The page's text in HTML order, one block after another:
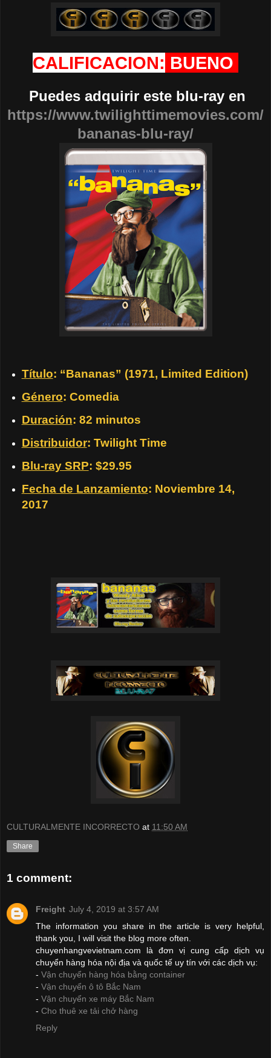
CALIFICACION: BUENO
Puedes adquirir este blu-ray en
https://www.twilighttimemovies.com/
bananas-blu-ray/
Título: “Bananas” (1971, Limited Edition)
Género: Comedia
Duración: 82 minutos
Distribuidor: Twilight Time
Blu-ray SRP: $29.95
Fecha de Lanzamiento: Noviembre 14,
2017
CULTURALMENTE INCORRECTO at 11:50 AM
Share
1 comment:
Freight July 4, 2019 at 3:57 AM
The information you share in the article is very helpful,
thank you, I will visit the blog more often.
chuyenhangvevietnam.com là đơn vị cung cấp dịch vụ
chuyển hàng hóa nội địa và quốc tế uy tín với các dịch vụ:
- Vận chuyển hàng hóa bằng container
- Vận chuyển ô tô Bắc Nam
- Vận chuyển xe máy Bắc Nam
- Cho thuê xe tải chở hàng
Reply